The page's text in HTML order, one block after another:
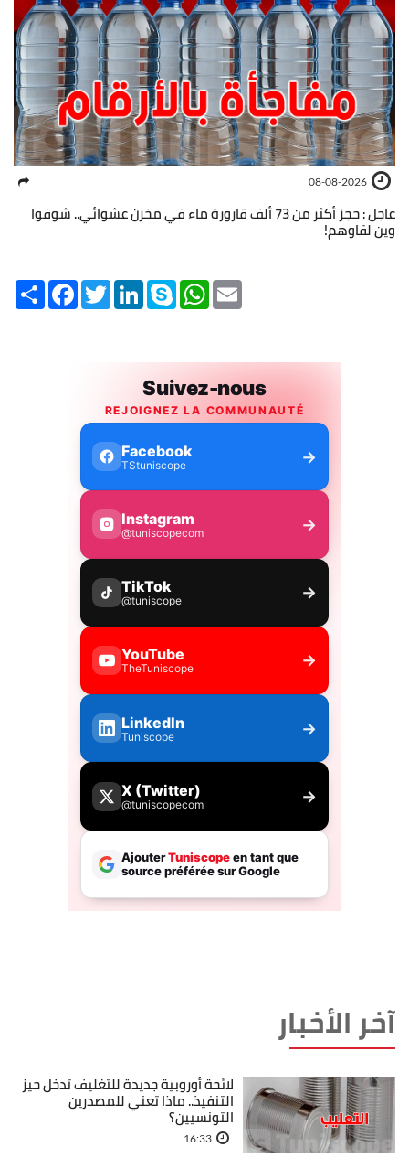
08-08-2026
عاجل : حجز أكثر من 73 ألف قارورة ماء في مخزن عشوائي.. شوفوا
وين لقاوهم!
Share FacebookTwitterLinkedInSkype WhatsApp
آخر الأخبار
لائحة أوروبية جديدة للتغليف تدخل حيز
التنفيذ.. ماذا تعني للمصدرين
التونسيين؟
16:33